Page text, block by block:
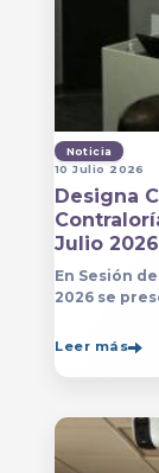
Noticia
10 Julio 2026
Designa
Julio 2026
En Sesión
2026 se
del Centro
Leer más